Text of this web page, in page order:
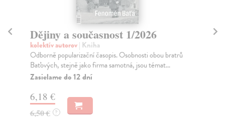
Dějiny a současnost 1/2026
kolektív autorov| Kniha
Odborně popularizační časopis. Osobnosti obou bratrů
Baťových, stejně jako firma samotná, jsou témat...
Zasielame do 12 dní
6,18 €
6,50 € ?